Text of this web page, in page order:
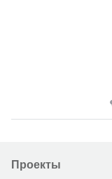
Проекты